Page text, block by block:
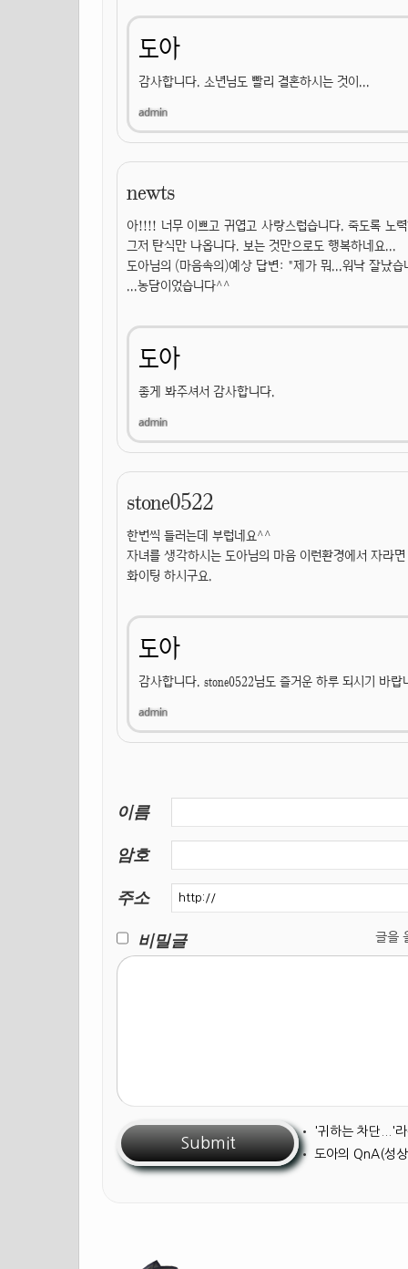
도아
감사합니다. 소년님도 빨리 결혼하시는 것이...
newts
아!!!! 너무 이쁘고 귀엽고 사랑스럽습니다. 죽도록 노
그저 탄식만 나옵니다. 보는 것만으로도 행복하네요...
도아님의 (마음속의)예상 답변: "제가 뭐...워낙 잘났
...농담이었습니다^^
도아
좋게 봐주셔서 감사합니다.
stone0522
한번씩 들러는데 부럽네요^^
자녀를 생각하시는 도아님의 마음 이런환경에서 자라
화이팅 하시구요.
도아
감사합니다. stone0522님도 즐거운 하루 되시기 바랍
이름
암호
주소
비밀글
글을
• '귀하는 차단...'
• 도아의 QnA(성